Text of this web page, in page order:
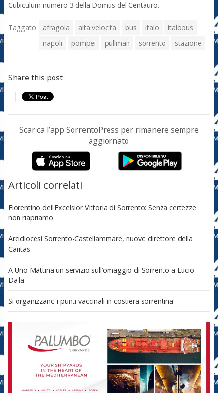
Cubiculum numero 3 della Domus del Centauro.
Taggato afragola alta velocita bus italo
italobus
napoli
pompei pullman sorrento stazione
Share this post
Scarica l’app SorrentoPress per rimanere sempre
aggiornato
Articoli correlati
Fiorentino dell’Excelsior Vittoria di Sorrento: Senza certezze
non riapriamo
Arcidiocesi Sorrento-Castellammare, nuovo direttore della
Caritas
A Uno Mattina un servizio sull’omaggio di Sorrento a Lucio
Dalla
Si organizzano i punti vaccinali in costiera sorrentina